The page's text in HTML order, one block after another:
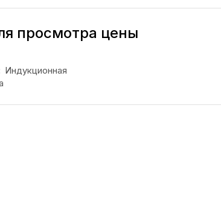
просмотра цены
Индукционная